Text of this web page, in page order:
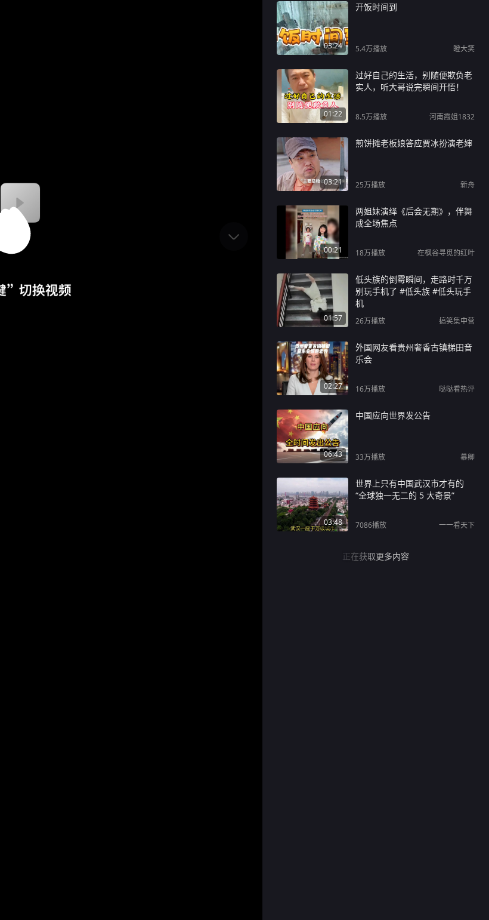
03:24
开饭时间到
5.4万播放 瞪大笑
01:22
过好自己的生活，别随便欺负老
实人，听大哥说完瞬间开悟！
8.5万播放 河南霞姐1832
03:21
煎饼摊老板娘答应贾冰扮演老婶
25万播放 新舟
00:21
两姐妹演绎《后会无期》，伴舞
成全场焦点
18万播放 在枫谷寻觅的红叶
01:57
低头族的倒霉瞬间，走路时千万
别玩手机了 #低头族 #低头玩手
机
26万播放 搞笑集中营
02:27
外国网友看贵州奢香古镇梯田音
乐会
16万播放 哒哒看热评
06:43
中国应向世界发公告
33万播放 慕卿
03:48
世界上只有中国武汉市才有的
“全球独一无二的 5 大奇景”
7086播放 一一看天下
正在获取更多内容